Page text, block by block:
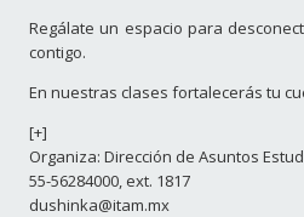
Regálate un espacio para
contigo.
En nuestras clases fortalecerás tu
[+]
Organiza: Dirección de Asuntos
55-56284000, ext. 1817
dushinka@itam.mx